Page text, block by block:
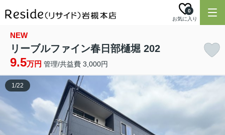
お気に入り
0
NEW
リーブルファイン春日部樋堀 202
9.5万円 管理/共益費 3,000円
1/22